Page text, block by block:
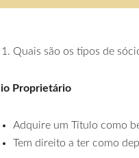
Quais são os tipos de
Proprietário
Adquire um Título como
Tem direito a ter como